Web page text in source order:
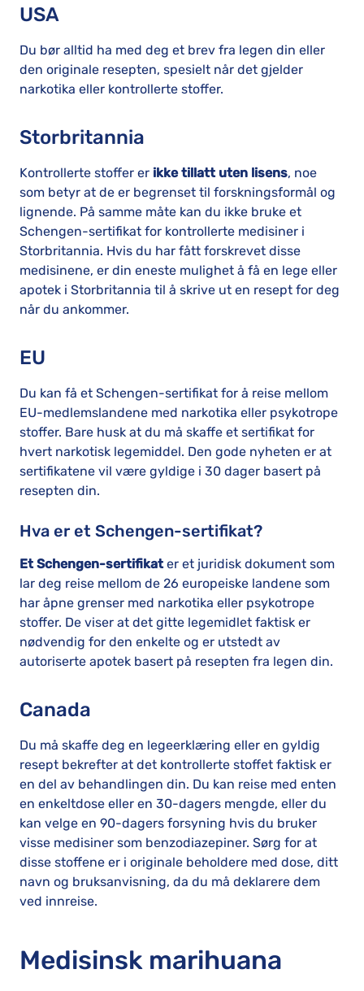
USA
Du bør alltid ha med deg et brev fra legen din eller
den originale resepten, spesielt når det gjelder
narkotika eller kontrollerte stoffer.
Storbritannia
Kontrollerte stoffer er ikke tillatt uten lisens, noe
som betyr at de er begrenset til forskningsformål og
lignende. På samme måte kan du ikke bruke et
Schengen-sertifikat for kontrollerte medisiner i
Storbritannia. Hvis du har fått forskrevet disse
medisinene, er din eneste mulighet å få en lege eller
apotek i Storbritannia til å skrive ut en resept for deg
når du ankommer.
EU
Du kan få et Schengen-sertifikat for å reise mellom
EU-medlemslandene med narkotika eller psykotrope
stoffer. Bare husk at du må skaffe et sertifikat for
hvert narkotisk legemiddel. Den gode nyheten er at
sertifikatene vil være gyldige i 30 dager basert på
resepten din.
Hva er et Schengen-sertifikat?
Et Schengen-sertifikater et juridisk dokument som
lar deg reise mellom de 26 europeiske landene som
har åpne grenser med narkotika eller psykotrope
stoffer. De viser at det gitte legemidlet faktisk er
nødvendig for den enkelte og er utstedt av
autoriserte apotek basert på resepten fra legen din.
Canada
Du må skaffe deg en legeerklæring eller en gyldig
resept bekrefter at det kontrollerte stoffet faktisk er
en del av behandlingen din. Du kan reise med enten
en enkeltdose eller en 30-dagers mengde, eller du
kan velge en 90-dagers forsyning hvis du bruker
visse medisiner som benzodiazepiner. Sørg for at
disse stoffene er i originale beholdere med dose, ditt
navn og bruksanvisning, da du må deklarere dem
ved innreise.
Medisinsk marihuana